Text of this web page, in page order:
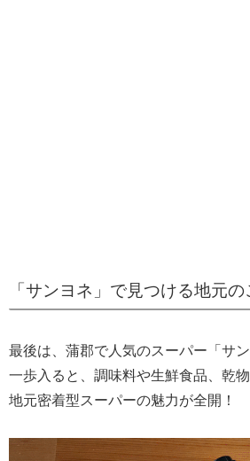
「サンヨネ」で見つける地元
最後は、蒲郡で人気のスーパー「サ
一歩入ると、調味料や生鮮食品、乾
地元密着型スーパーの魅力が全開！